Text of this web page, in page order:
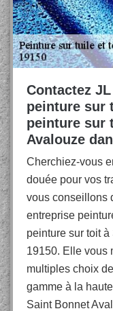
Contactez
peinture sur
peinture sur
Avalouze
Cherchiez-vous
douée pour vos
vous conseillons
entreprise
peinture sur toit
19150. Elle vous
multiples choix
gamme à la
Saint Bonnet